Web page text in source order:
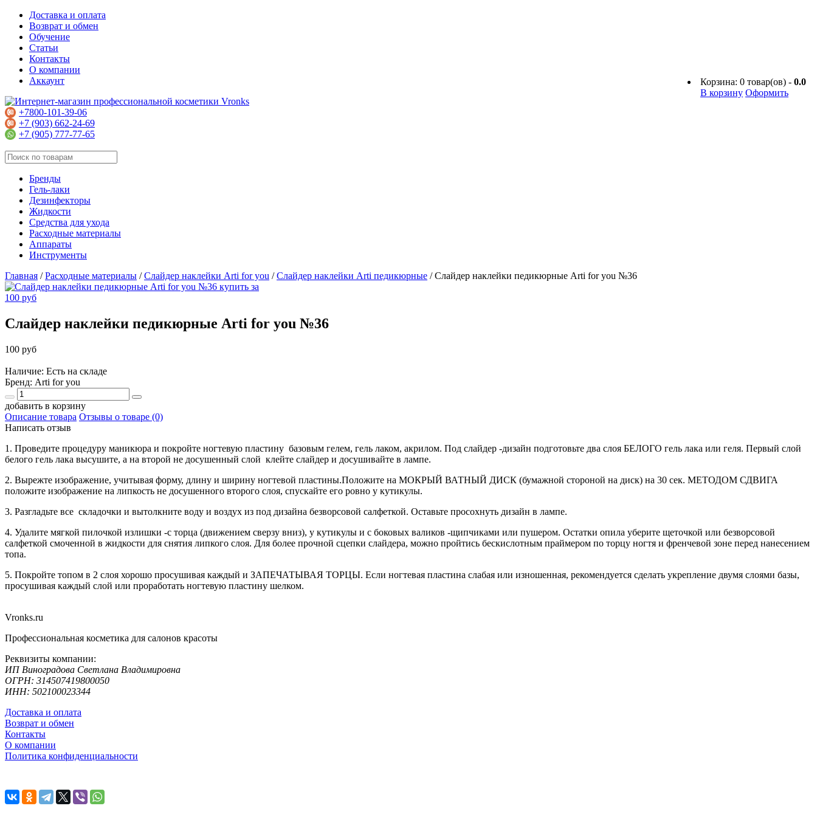
Доставка и оплата
Возврат и обмен
Обучение
Статьи
Контакты
О компании
Корзина: 0 товар(ов) - 0.0
В корзину Оформить
Аккаунт
+7800-101-39-06
+7 (903) 662-24-69
+7 (905) 777-77-65
Бренды
Гель-лаки
Дезинфекторы
Жидкости
Средства для ухода
Расходные материалы
Аппараты
Инструменты
Главная /Расходные материалы /Слайдер наклейки Arti for you /Слайдер наклейки Arti педикюрные /Слайдер наклейки педикюрные Arti for you №36
Слайдер наклейки педикюрные Arti for you №36
100 руб
Наличие: Есть на складе
Бренд: Arti for you
добавить в корзину
Описание товара Отзывы о товаре (0)
Написать отзыв
1. Проведите процедуру маникюра и покройте ногтевую пластину базовым гелем, гель лаком, акрилом. Под слайдер -дизайн подготовьте два слоя БЕЛОГО гель лака или геля. Первый слой
белого гель лака высушите, а на второй не досушенный слой клейте слайдер и досушивайте в лампе.
2. Вырежте изображение, учитывая форму, длину и ширину ногтевой пластины.Положите на МОКРЫЙ ВАТНЫЙ ДИСК (бумажной стороной на диск) на 30 сек. МЕТОДОМ СДВИГА
положите изображение на липкость не досушенного второго слоя, спускайте его ровно у кутикулы.
3. Разгладьте все складочки и вытолкните воду и воздух из под дизайна безворсовой салфеткой. Оставьте просохнуть дизайн в лампе.
4. Удалите мягкой пилочкой излишки -с торца (движением сверзу вниз), у кутикулы и с боковых валиков -щипчиками или пушером. Остатки опила уберите щеточкой или безворсовой
салфеткой смоченной в жидкости для снятия липкого слоя. Для более прочной сцепки слайдера, можно пройтись бескислотным праймером по торцу ногтя и френчевой зоне перед нанесением
топа.
5. Покройте топом в 2 слоя хорошо просушивая каждый и ЗАПЕЧАТЫВАЯ ТОРЦЫ. Если ногтевая пластина слабая или изношенная, рекомендуется сделать укрепление двумя слоями базы,
просушивая каждый слой или проработать ногтевую пластину шелком.
Vronks.ru
Профессиональная косметика для салонов красоты
Реквизиты компании:
ИП Виноградова Светлана Владимировна
ОГРН: 314507419800050
ИНН: 502100023344
Доставка и оплата
Возврат и обмен
Контакты
О компании
Политика конфиденциальности